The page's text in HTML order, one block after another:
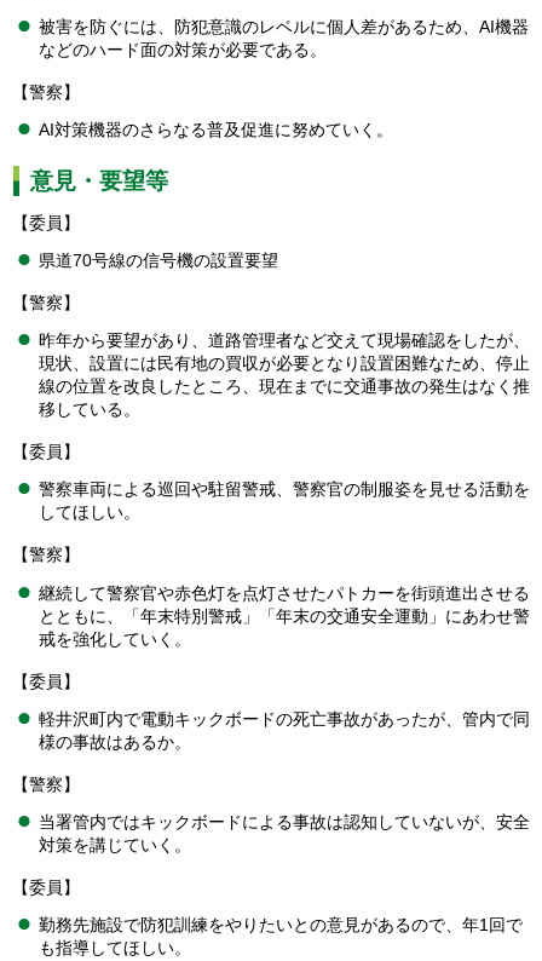
被害を防ぐには、防犯意識のレベルに個人差があるため、AI機器
などのハード面の対策が必要である。
【警察】
AI対策機器のさらなる普及促進に努めていく。
意見・要望等
【委員】
県道70号線の信号機の設置要望
【警察】
昨年から要望があり、道路管理者など交えて現場確認をしたが、
現状、設置には民有地の買収が必要となり設置困難なため、停止
線の位置を改良したところ、現在までに交通事故の発生はなく推
移している。
【委員】
警察車両による巡回や駐留警戒、警察官の制服姿を見せる活動を
してほしい。
【警察】
継続して警察官や赤色灯を点灯させたパトカーを街頭進出させる
とともに、「年末特別警戒」「年末の交通安全運動」にあわせ警
戒を強化していく。
【委員】
軽井沢町内で電動キックボードの死亡事故があったが、管内で同
様の事故はあるか。
【警察】
当署管内ではキックボードによる事故は認知していないが、安全
対策を講じていく。
【委員】
勤務先施設で防犯訓練をやりたいとの意見があるので、年1回で
も指導してほしい。